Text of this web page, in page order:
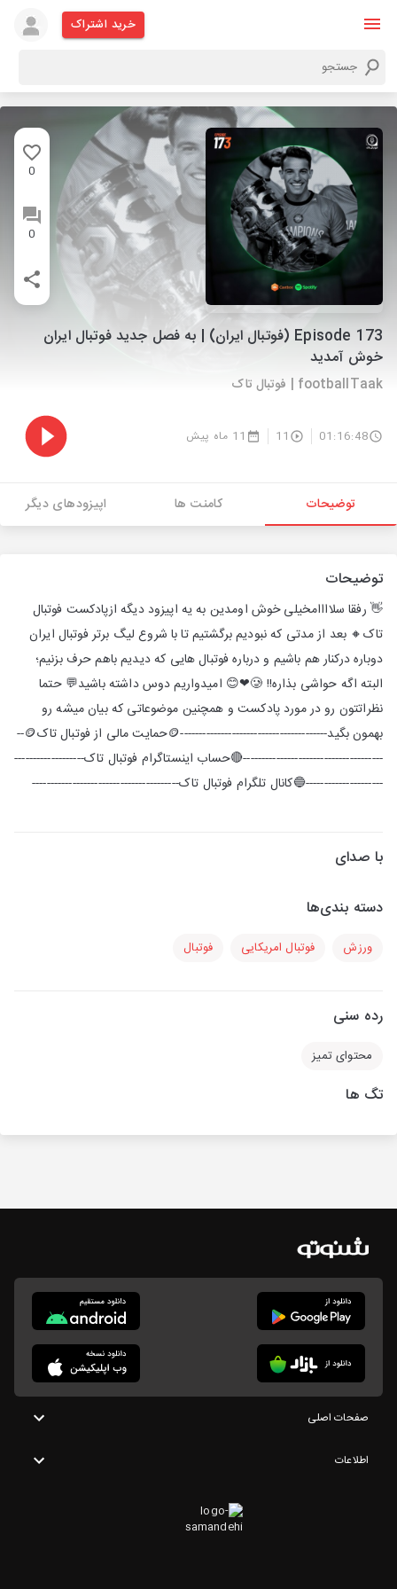
خرید اشتراک
0
0
Episode 173 (فوتبال ایران) | به فصل جدید فوتبال ایران
خوش آمدید
footballTaak | فوتبال تاک
01:16:48
11 11 ماه پیش
توضیحات کامنت ها اپیزودهای دیگر
توضیحات
👋 رفقا سلاااامخیلی خوش اومدین به یه اپیزود دیگه ازپادکست فوتبال
تاک🔸 بعد از مدتی که نبودیم برگشتیم تا با شروع لیگ برتر فوتبال ایران
دوباره درکنار هم باشیم و درباره فوتبال هایی که دیدیم باهم حرف بزنیم؛
البته اگه حواشی بذاره!! 🥲❤😊 امیدواریم دوس داشته باشید💬 حتما
نظراتتون رو در مورد پادکست و همچنین موضوعاتی که بیان میشه رو
بهمون بگید----------------------------------------🪙⁠حمایت مالی از فوتبال تاک⁠🪙--
--------------------------------------🔴⁠حساب اینستاگرام فوتبال تاک⁠-------------------
---------------------🔵⁠کانال تلگرام فوتبال تاک⁠----------------------------------------
با صدای
دسته بندی‌ها
ورزش فوتبال امریکایی فوتبال
رده سنی
محتوای تمیز
تگ ها
صفحات اصلی
اطلاعات